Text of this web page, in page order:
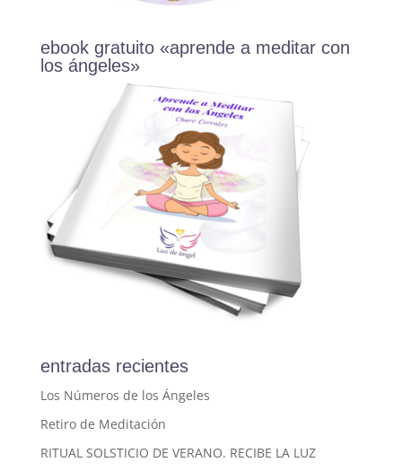
ebook gratuito «aprende a meditar con
los ángeles»
entradas recientes
Los Números de los Ángeles
Retiro de Meditación
RITUAL SOLSTICIO DE VERANO. RECIBE LA LUZ